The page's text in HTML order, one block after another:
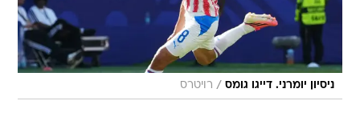
ניסיון יומרני. דייגו גומס / רויטרס